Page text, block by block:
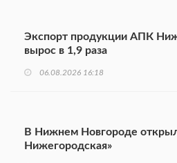
Экспорт продукции АПК
вырос в 1,9 раза
06.08.2026 16:18
В Нижнем Новгороде
Нижегородская»